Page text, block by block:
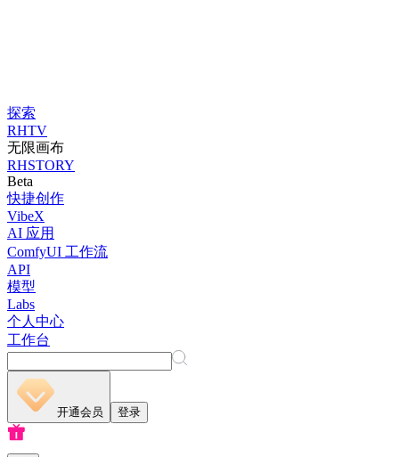
探索
RHTV
无限画布
RHSTORY
Beta
快捷创作
VibeX
AI 应用
ComfyUI 工作流
API
模型
Labs
个人中心
工作台
开通会员 登录